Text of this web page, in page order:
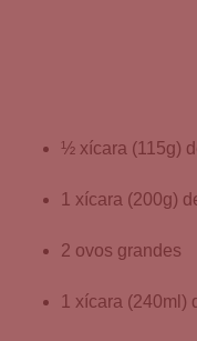
½ xícara (115g)
1 xícara (200g)
2 ovos grandes
1 xícara (240ml)